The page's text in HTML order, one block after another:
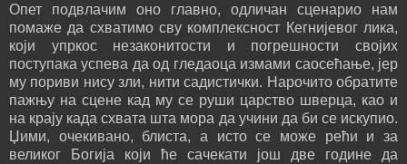
Опет подвлачим оно главно, одличан сценарио нам
помаже да схватимо сву комплексност Кегнијевог лика,
који упркос незаконитости и погрешности својих
поступака успева да од гледаоца измами саосећање, јер
му пориви нису зли, нити садистички. Нарочито обратите
пажњу на сцене кад му се руши царство шверца, као и
на крају када схвата шта мора да учини да би се искупио.
Џими, очекивано, блиста, а исто се може рећи и за
великог Богија који ће сачекати још две године да